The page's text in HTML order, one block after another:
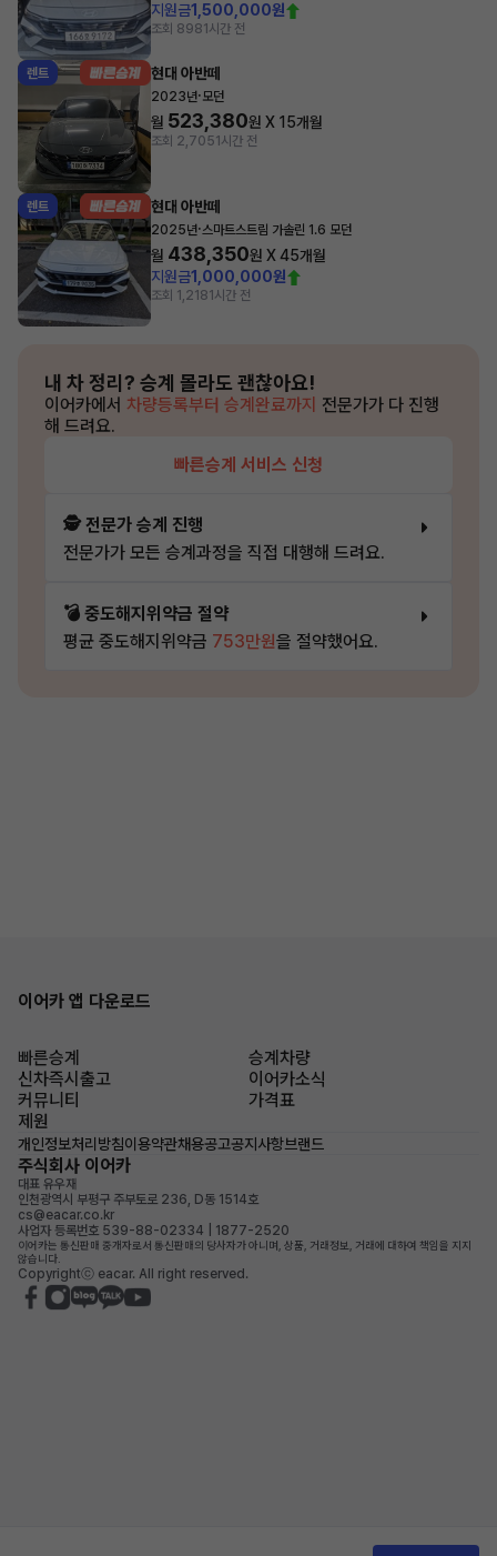
지원금1,500,000원
조회 8981시간 전
렌트 현대 아반떼
2023년·모던
월 523,380원 X 15개월
조회 2,7051시간 전
렌트 현대 아반떼
2025년·스마트스트림 가솔린 1.6 모던
월 438,350원 X45개월
지원금1,000,000원
조회 1,2181시간 전
내 차 정리? 승계 몰라도 괜찮아요!
이어카에서 차량등록부터 승계완료까지 전문가가 다 진행
해 드려요.
빠른승계 서비스 신청
🕵️ 전문가 승계 진행
전문가가 모든 승계과정을 직접 대행해 드려요.
💣 중도해지위약금 절약
평균 중도해지위약금 753만원을 절약했어요.
이어카 앱 다운로드
빠른승계
승계차량
신차즉시출고
이어카소식
커뮤니티
가격표
제원
개인정보처리방침이용약관채용공고공지사항브랜드
주식회사 이어카
대표 유우재
인천광역시 부평구 주부토로 236, D동 1514호
cs@eacar.co.kr
사업자 등록번호 539-88-02334 | 1877-2520
이어카는 통신판매 중개자로서 통신판매의 당사자가 아니며, 상품, 거래정보, 거래에 대하여 책임을 지지
않습니다.
Copyrightⓒ eacar. All right reserved.